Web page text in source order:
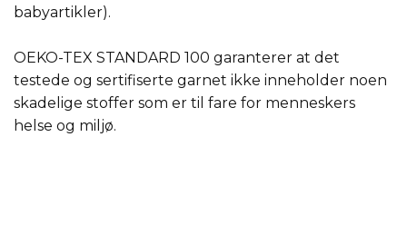
babyartikler).
OEKO-TEX STANDARD 100 garanterer at det
testede og sertifiserte garnet ikke inneholder noen
skadelige stoffer som er til fare for menneskers
helse og miljø.